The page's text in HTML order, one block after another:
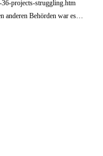
projects-struggling.htm
anderen Behörden war es…